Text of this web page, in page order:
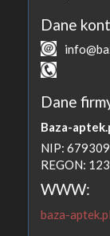
Dane
Dane
Baza-
NIP:
REGON:
WWW:
baza-aptek.pl